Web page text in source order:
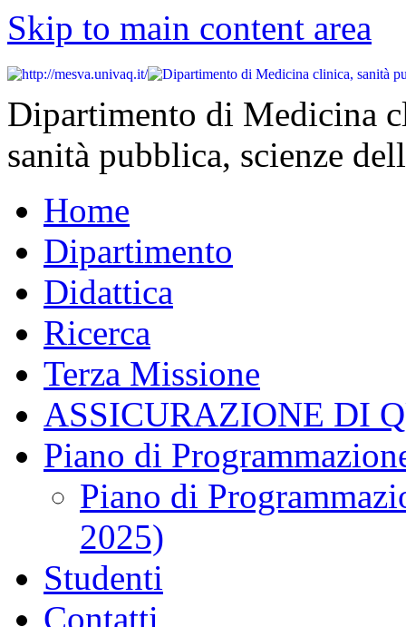
Skip to main content area
Dipartimento di Medicina
sanità pubblica, scienze
Home
Dipartimento
Didattica
Ricerca
Terza Missione
ASSICURAZIONE DI
Piano di
Piano di
2025)
Studenti
Contatti